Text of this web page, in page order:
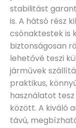
stabilitást
is. A hátsó rész
csónaktestek is
biztonságosan
lehetővé teszi
járművek
praktikus,
használatot
között. A kiváló
távú,